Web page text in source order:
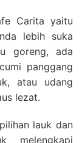
Carita yaitu
lebih suka
goreng, ada
panggang
atau udang
lezat.
lauk dan
melengkapi